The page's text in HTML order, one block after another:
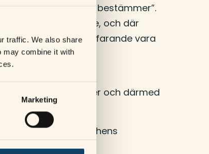
traffic. We also share
may combine it with
Marketing
av ”de som bestämmer”.
ingår företagare, och där
ska naturligtvis fortfarande vara
leva på.
vad kan man
principer och därmed
en del av branschens